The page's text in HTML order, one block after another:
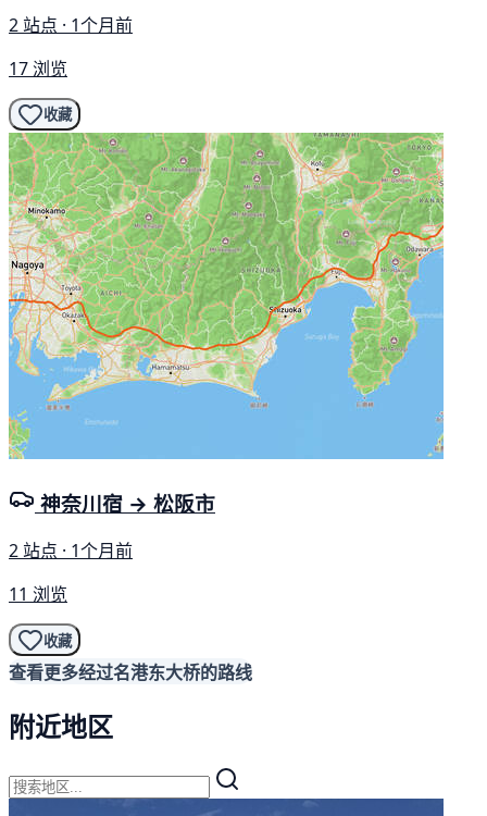
2 站点 · 1个月前
17 浏览
收藏
神奈川宿 → 松阪市
2 站点 · 1个月前
11 浏览
收藏
查看更多经过名港东大桥的路线
附近地区